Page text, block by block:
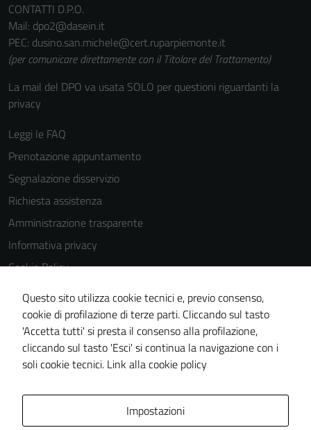
CONTATTI D.P.O.
Mail: dpo2@dasein.it
PEC: dusino.san.michele@cert.ruparpiemonte.it
(per comunicare direttamente con il Titolare del Trattamento)
La mail del DPO va usata SOLO per questioni riguardanti la
privacy
Leggi le FAQ
Prenotazione appuntamento
Segnalazione disservizio
Richiesta assistenza
Amministrazione trasparente
Informativa privacy
Cookie Policy
Note legali
Dichiarazione di accessibilità
Obiettivi di accessibilità
Piano di miglioramento del sito
Questo sito utilizza cookie tecnici e, previo consenso,
cookie di profilazione di terze parti. Cliccando sul tasto
'Accetta tutti' si presta il consenso alla profilazione,
cliccando sul tasto 'Esci' si continua la navigazione con i
soli cookie tecnici. Link alla cookie policy
Impostazioni